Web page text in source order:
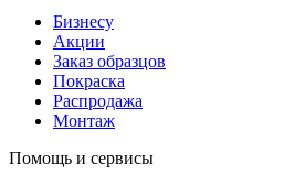
Бизнесу
Акции
Заказ образцов
Покраска
Распродажа
Монтаж
Помощь и сервисы